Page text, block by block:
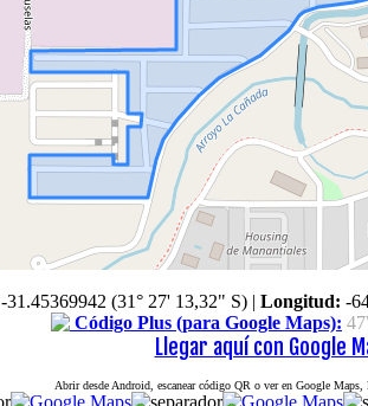
-31.45369942 (31° 27' 13,32" S) | Longitud: -
Código Plus (para Google Maps):
Llegar aquí con Google
Abrir desde Android, escanear código QR o ver en Google